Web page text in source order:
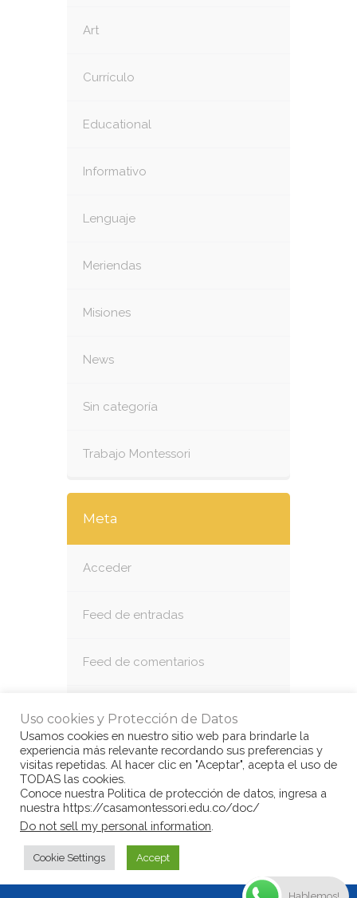
Art
Currículo
Educational
Informativo
Lenguaje
Meriendas
Misiones
News
Sin categoría
Trabajo Montessori
Meta
Acceder
Feed de entradas
Feed de comentarios
© Copyright Casa Montessori 2017
Uso cookies y Protección de Datos
Usamos cookies en nuestro sitio web para brindarle la
experiencia más relevante recordando sus preferencias y
visitas repetidas. Al hacer clic en "Aceptar", acepta el uso de
TODAS las cookies.
Conoce nuestra Politica de protección de datos, ingresa a
nuestra https://casamontessori.edu.co/doc/
Do not sell my personal information
Cookie Settings Accept